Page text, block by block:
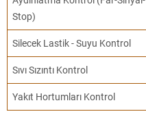
Stop)
Silecek Lastik - Suyu Kontrol
Sıvı Sızıntı Kontrol
Yakıt Hortumları Kontrol